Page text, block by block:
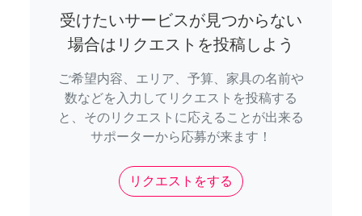
受けたいサービスが見つからない
場合はリクエストを投稿しよう
ご希望内容、エリア、予算、家具の名前や
数などを入力してリクエストを投稿する
と、そのリクエストに応えることが出来る
サポーターから応募が来ます！
リクエストをする